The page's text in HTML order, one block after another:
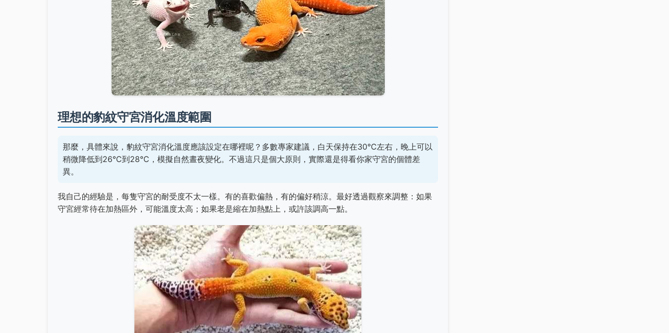
理想的豹紋守宮消化溫度範圍
那麼，具體來說，豹紋守宮消化溫度應該設定在哪裡呢？多數專家建議，白天保持在30°C左右，晚上可以
稍微降低到26°C到28°C，模擬自然晝夜變化。不過這只是個大原則，實際還是得看你家守宮的個體差
異。
我自己的經驗是，每隻守宮的耐受度不太一樣。有的喜歡偏熱，有的偏好稍涼。最好透過觀察來調整：如果
守宮經常待在加熱區外，可能溫度太高；如果老是縮在加熱點上，或許該調高一點。